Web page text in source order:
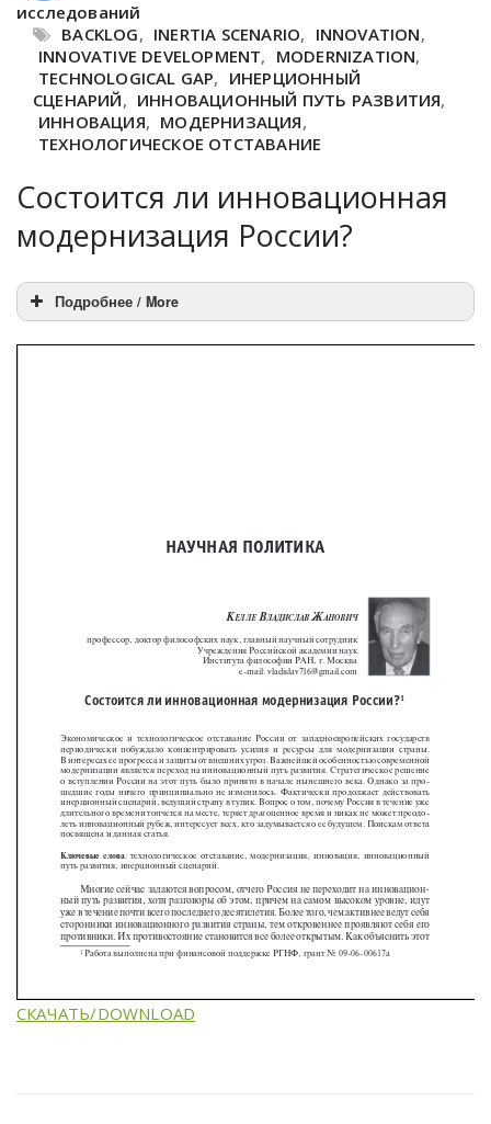
исследований
BACKLOG, INERTIA SCENARIO, INNOVATION,
INNOVATIVE DEVELOPMENT, MODERNIZATION,
TECHNOLOGICAL GAP, ИНЕРЦИОННЫЙ
СЦЕНАРИЙ, ИННОВАЦИОННЫЙ ПУТЬ РАЗВИТИЯ,
ИННОВАЦИЯ, МОДЕРНИЗАЦИЯ,
ТЕХНОЛОГИЧЕСКОЕ ОТСТАВАНИЕ
Состоится ли инновационная
модернизация России?
Подробнее / More
СКАЧАТЬ/DOWNLOAD